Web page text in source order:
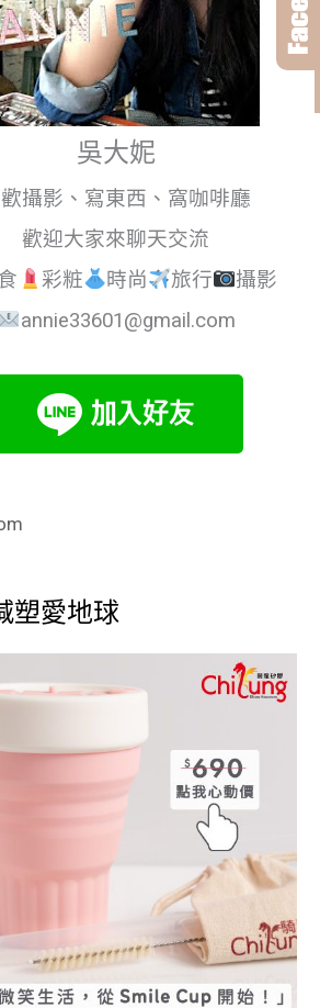
吳大妮
攝影、寫東西、窩咖啡廳
歡迎大家來聊天交流
彩粧 時尚 旅行
攝影
annie33601@gmail.com
塑愛地球